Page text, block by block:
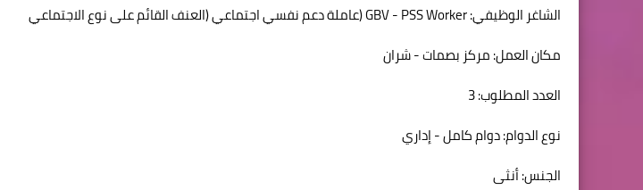
الشاغر الوظيفي: GBV - PSS Worker (عاملة دعم نفسي اجتماعي (العنف القائم على نوع الاجتماعي
مكان العمل: مركز بصمات - شران
العدد المطلوب: 3
نوع الدوام: دوام كامل - إداري
الجنس: أنثى